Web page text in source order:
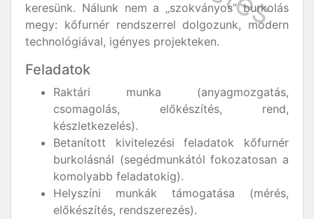
keresünk. Nálunk nem a „szokványos” burkolás
megy: kőfurnér rendszerrel dolgozunk, modern
technológiával, igényes projekteken.
Feladatok
Raktári munka (anyagmozgatás,
csomagolás, előkészítés, rend,
készletkezelés).
Betanított kivitelezési feladatok kőfurnér
burkolásnál (segédmunkától fokozatosan a
komolyabb feladatokig).
Helyszíni munkák támogatása (mérés,
előkészítés, rendszerezés).